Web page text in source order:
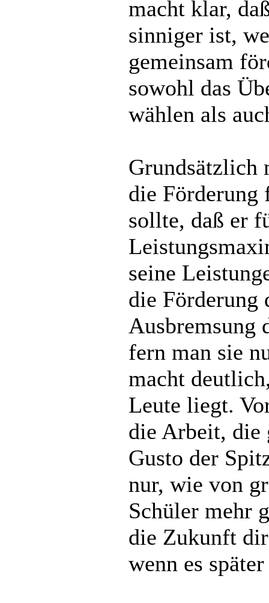
macht klar,
sinniger ist,
gemeinsam
sowohl das
wählen als
Grundsätzlich
die Förderung
sollte, daß er
seine
die Förderung
Ausbremsung
fern man sie
macht
Leute liegt.
die Arbeit, die
Gusto der
nur, wie von
Schüler mehr
die Zukunft
wenn es